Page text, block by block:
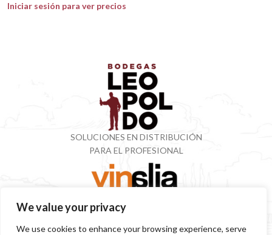
We value your privacy
We use cookies to enhance your browsing experience, serve
Iniciar sesión para ver precios
SOLUCIONES EN DISTRIBUCIÓN
PARA EL PROFESIONAL
VINOTECA CON MÁS DE 50 AÑOS ESPECIALIZADOS